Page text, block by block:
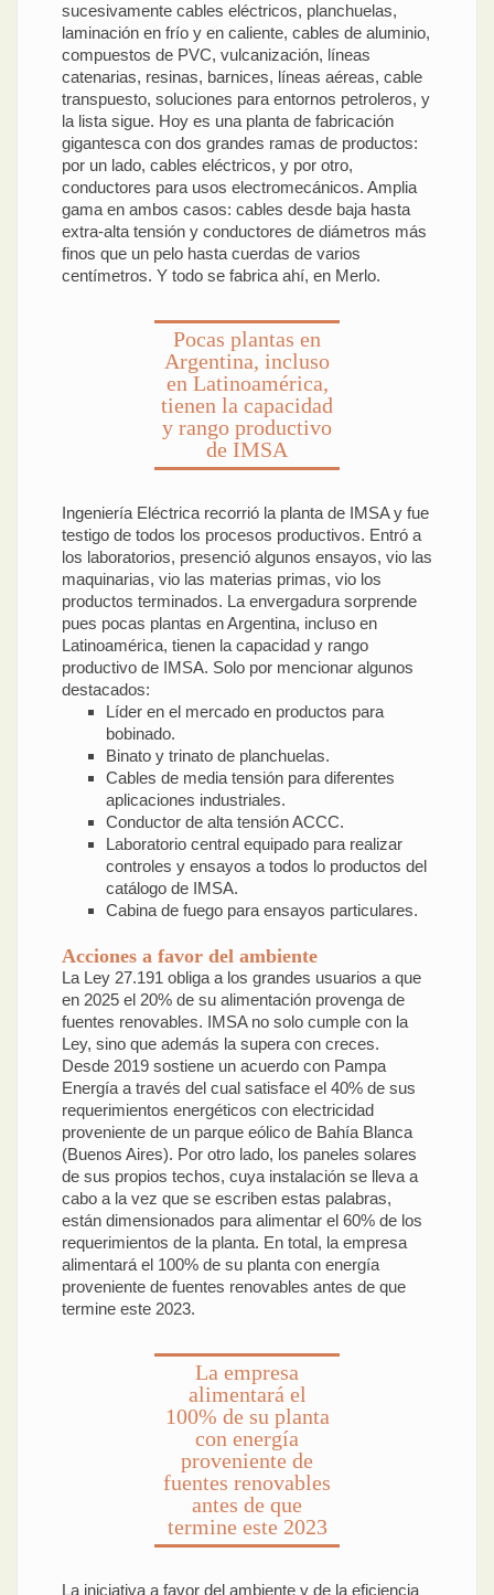
sucesivamente cables eléctricos, planchuelas,
laminación en frío y en caliente, cables de aluminio,
compuestos de PVC, vulcanización, líneas
catenarias, resinas, barnices, líneas aéreas, cable
transpuesto, soluciones para entornos petroleros, y
la lista sigue. Hoy es una planta de fabricación
gigantesca con dos grandes ramas de productos:
por un lado, cables eléctricos, y por otro,
conductores para usos electromecánicos. Amplia
gama en ambos casos: cables desde baja hasta
extra-alta tensión y conductores de diámetros más
finos que un pelo hasta cuerdas de varios
centímetros. Y todo se fabrica ahí, en Merlo.
Pocas plantas en
Argentina, incluso
en Latinoamérica,
tienen la capacidad
y rango productivo
de IMSA
Ingeniería Eléctrica recorrió la planta de IMSA y fue
testigo de todos los procesos productivos. Entró a
los laboratorios, presenció algunos ensayos, vio las
maquinarias, vio las materias primas, vio los
productos terminados. La envergadura sorprende
pues pocas plantas en Argentina, incluso en
Latinoamérica, tienen la capacidad y rango
productivo de IMSA. Solo por mencionar algunos
destacados:
Líder en el mercado en productos para
bobinado.
Binato y trinato de planchuelas.
Cables de media tensión para diferentes
aplicaciones industriales.
Conductor de alta tensión ACCC.
Laboratorio central equipado para realizar
controles y ensayos a todos lo productos del
catálogo de IMSA.
Cabina de fuego para ensayos particulares.
Acciones a favor del ambiente
La Ley 27.191 obliga a los grandes usuarios a que
en 2025 el 20% de su alimentación provenga de
fuentes renovables. IMSA no solo cumple con la
Ley, sino que además la supera con creces.
Desde 2019 sostiene un acuerdo con Pampa
Energía a través del cual satisface el 40% de sus
requerimientos energéticos con electricidad
proveniente de un parque eólico de Bahía Blanca
(Buenos Aires). Por otro lado, los paneles solares
de sus propios techos, cuya instalación se lleva a
cabo a la vez que se escriben estas palabras,
están dimensionados para alimentar el 60% de los
requerimientos de la planta. En total, la empresa
alimentará el 100% de su planta con energía
proveniente de fuentes renovables antes de que
termine este 2023.
La empresa
alimentará el
100% de su planta
con energía
proveniente de
fuentes renovables
antes de que
termine este 2023
La iniciativa a favor del ambiente y de la eficiencia